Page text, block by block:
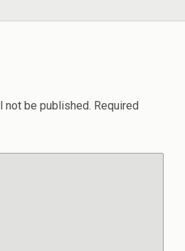
not be published. Required